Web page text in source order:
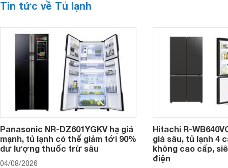
Tin tức về Tủ lạnh
Panasonic NR-DZ601YGKV hạ giá
mạnh, tủ lạnh có thể giảm tới 90%
dư lượng thuốc trừ sâu
04/08/2026
Hitachi R-
giá sâu, tủ lạnh 4
không cao cấp,
điện